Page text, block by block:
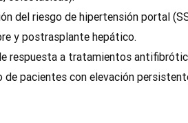
del riesgo de hipertensión portal
y postrasplante hepático.
respuesta a tratamientos
de pacientes con elevación